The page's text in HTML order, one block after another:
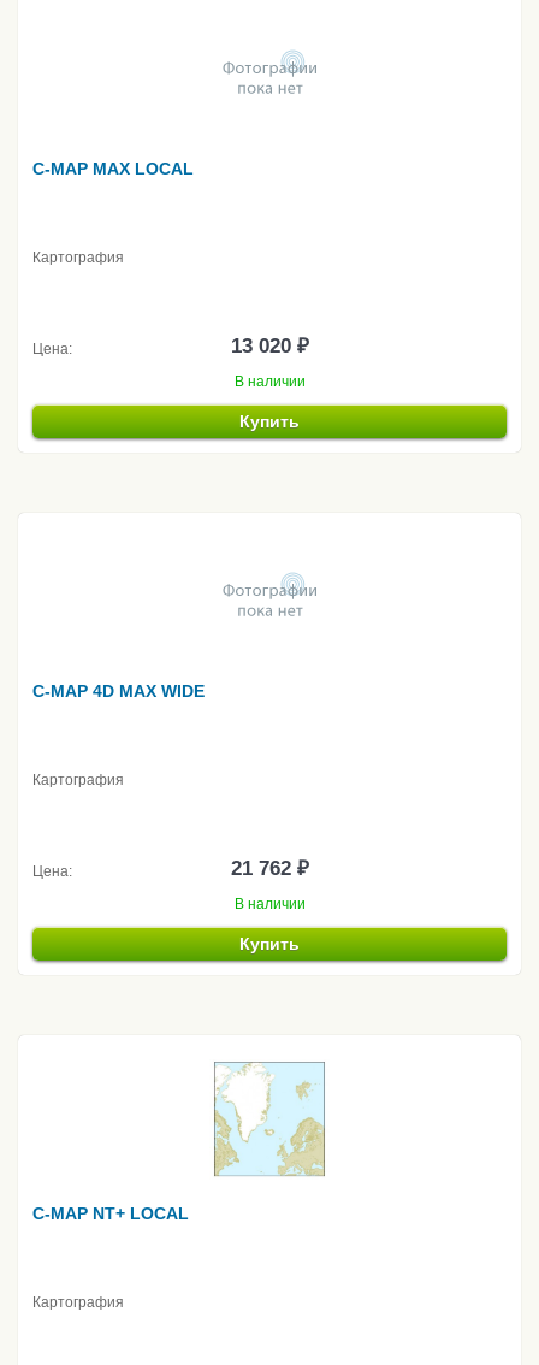
C-MAP MAX LOCAL
Картография
Цена: 13 020 ₽
В наличии
Купить
C-MAP 4D MAX WIDE
Картография
Цена: 21 762 ₽
В наличии
Купить
C-MAP NT+ LOCAL
Картография